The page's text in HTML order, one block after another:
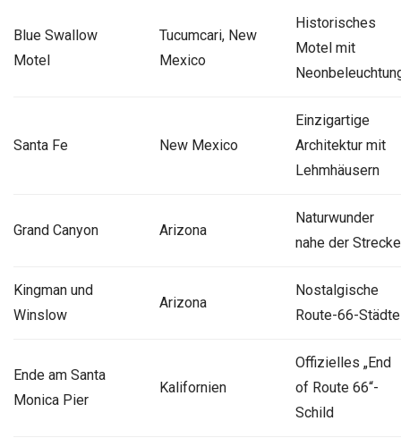
Blue Swallow
Motel
Tucumcari, New
Mexico
Historisches
Motel mit
Santa Fe New Mexico
Einzigartige
Architektur mit
Lehmhäusern
Grand Canyon Arizona
Naturwunder
nahe der Strecke
Kingman und
Winslow
Arizona
Nostalgische
Route-66-Städte
Ende am Santa
Monica Pier
Kalifornien
Offizielles „End
of Route 66“-
Schild